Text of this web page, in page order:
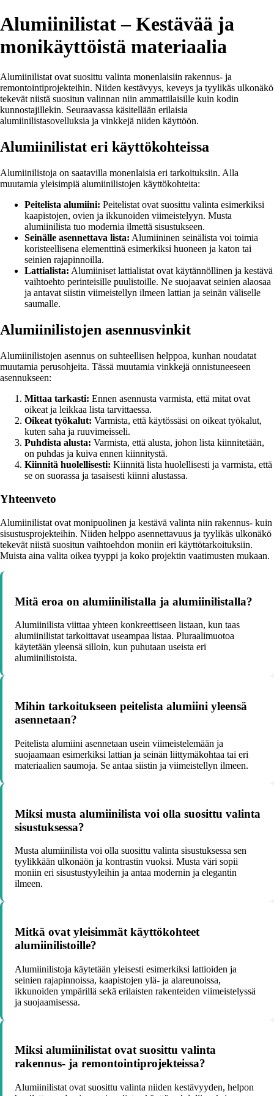
Alumiinilistat – Kestävää ja
monikäyttöistä materiaalia
Alumiinilistat ovat suosittu valinta monenlaisiin rakennus- ja
remontointiprojekteihin. Niiden kestävyys, keveys ja tyylikäs ulkonäkö
tekevät niistä suositun valinnan niin ammattilaisille kuin kodin
kunnostajillekin. Seuraavassa käsitellään erilaisia
alumiinilistasovelluksia ja vinkkejä niiden käyttöön.
Alumiinilistat eri käyttökohteissa
Alumiinilistoja on saatavilla monenlaisia eri tarkoituksiin. Alla
muutamia yleisimpiä alumiinilistojen käyttökohteita:
Peitelista alumiini: Peitelistat ovat suosittu valinta esimerkiksi
kaapistojen, ovien ja ikkunoiden viimeistelyyn. Musta
alumiinilista tuo modernia ilmettä sisustukseen.
Seinälle asennettava lista: Alumiininen seinälista voi toimia
koristeellisena elementtinä esimerkiksi huoneen ja katon tai
seinien rajapinnoilla.
Lattialista: Alumiiniset lattialistat ovat käytännöllinen ja kestävä
vaihtoehto perinteisille puulistoille. Ne suojaavat seinien alaosaa
ja antavat siistin viimeistellyn ilmeen lattian ja seinän väliselle
saumalle.
Alumiinilistojen asennusvinkit
Alumiinilistojen asennus on suhteellisen helppoa, kunhan noudatat
muutamia perusohjeita. Tässä muutamia vinkkejä onnistuneeseen
asennukseen:
Mittaa tarkasti: Ennen asennusta varmista, että mitat ovat
oikeat ja leikkaa lista tarvittaessa.
Oikeat työkalut: Varmista, että käytössäsi on oikeat työkalut,
kuten saha ja ruuvimeisseli.
Puhdista alusta: Varmista, että alusta, johon lista kiinnitetään,
on puhdas ja kuiva ennen kiinnitystä.
Kiinnitä huolellisesti: Kiinnitä lista huolellisesti ja varmista, että
se on suorassa ja tasaisesti kiinni alustassa.
Yhteenveto
Alumiinilistat ovat monipuolinen ja kestävä valinta niin rakennus- kuin
sisustusprojekteihin. Niiden helppo asennettavuus ja tyylikäs ulkonäkö
tekevät niistä suositun vaihtoehdon moniin eri käyttötarkoituksiin.
Muista aina valita oikea tyyppi ja koko projektin vaatimusten mukaan.
Mitä eroa on alumiinilistalla ja alumiinilistalla?
Alumiinilista viittaa yhteen konkreettiseen listaan, kun taas
alumiinilistat tarkoittavat useampaa listaa. Pluraalimuotoa
käytetään yleensä silloin, kun puhutaan useista eri
alumiinilistoista.
Mihin tarkoitukseen peitelista alumiini yleensä
asennetaan?
Peitelista alumiini asennetaan usein viimeistelemään ja
suojaamaan esimerkiksi lattian ja seinän liittymäkohtaa tai eri
materiaalien saumoja. Se antaa siistin ja viimeistellyn ilmeen.
Miksi musta alumiinilista voi olla suosittu valinta
sisustuksessa?
Musta alumiinilista voi olla suosittu valinta sisustuksessa sen
tyylikkään ulkonäön ja kontrastin vuoksi. Musta väri sopii
moniin eri sisustustyyleihin ja antaa modernin ja elegantin
ilmeen.
Mitkä ovat yleisimmät käyttökohteet
alumiinilistoille?
Alumiinilistoja käytetään yleisesti esimerkiksi lattioiden ja
seinien rajapinnoissa, kaapistojen ylä- ja alareunoissa,
ikkunoiden ympärillä sekä erilaisten rakenteiden viimeistelyssä
ja suojaamisessa.
Miksi alumiinilistat ovat suosittu valinta
rakennus- ja remontointiprojekteissa?
Alumiinilistat ovat suosittu valinta niiden kestävyyden, helpon